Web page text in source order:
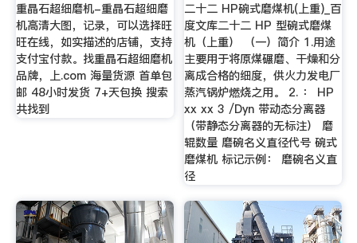
重晶石超细磨机-重晶石超细磨
机高清大图，记录，可以选择旺
旺在线，如实描述的店铺，支持
支付宝付款。找重晶石超细磨机
品牌，上.com 海量货源 首单包
邮 48小时发货 7+天包换 搜索
共找到
二十二 HP碗式磨煤机(上重)_百
度文库二十二 HP 型碗式磨煤
机（上重） （一）简介 1.用途
主要用于将原煤碾磨、干燥和分
离成合格的细度，供火力发电厂
蒸汽锅炉燃烧之用。 2. ： HP
xx xx 3 /Dyn 带动态分离器
（带静态分离器的无标注） 磨
辊数量 磨碗名义直径代号 碗式
磨煤机 标记示例： 磨碗名义直
径